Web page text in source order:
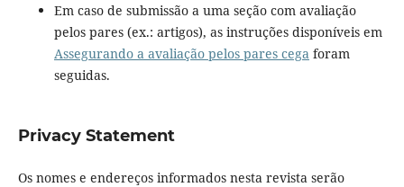
Em caso de submissão a uma seção com avaliação
pelos pares (ex.: artigos), as instruções disponíveis em
Assegurando a avaliação pelos pares cega foram
seguidas.
Privacy Statement
Os nomes e endereços informados nesta revista serão